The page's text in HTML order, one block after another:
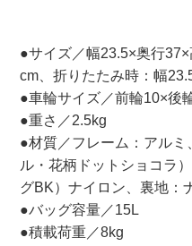
●サイズ／幅23.5×奥行
cm、折りたたみ時：幅
●車輪サイズ／前輪10×後
●重さ／2.5kg
●材質／フレーム：アルミ
ル・花柄ドットショコラ
グBK）ナイロン、裏地：
●バッグ容量／15L
●積載荷重／8kg